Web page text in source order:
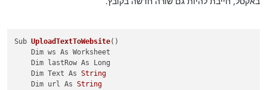
Sub UploadTextToWebsite()
    Dim ws As Worksheet
    Dim lastRow As Long
    Dim Text As
String
    Dim url As
String